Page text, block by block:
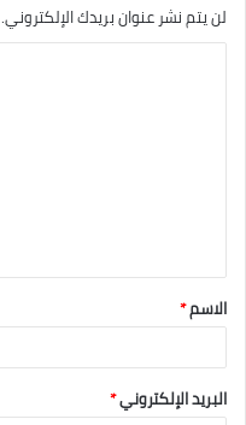
لن يتم نشر عنوان بريدك الإلكتروني.
الاسم*
البريد الإلكتروني*